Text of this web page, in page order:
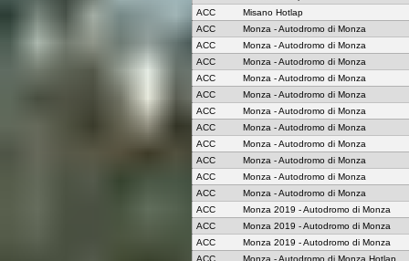
ACC
Misano Hotlap
ACC
Monza - Autodromo di Monza
ACC
Monza - Autodromo di Monza
ACC
Monza - Autodromo di Monza
ACC
Monza - Autodromo di Monza
ACC
Monza - Autodromo di Monza
ACC
Monza - Autodromo di Monza
ACC
Monza - Autodromo di Monza
ACC
Monza - Autodromo di Monza
ACC
Monza - Autodromo di Monza
ACC
Monza - Autodromo di Monza
ACC
Monza - Autodromo di Monza
ACC
Monza 2019 - Autodromo di Monza
ACC
Monza 2019 - Autodromo di Monza
ACC
Monza 2019 - Autodromo di Monza
ACC
Monza - Autodromo di Monza Hotlap